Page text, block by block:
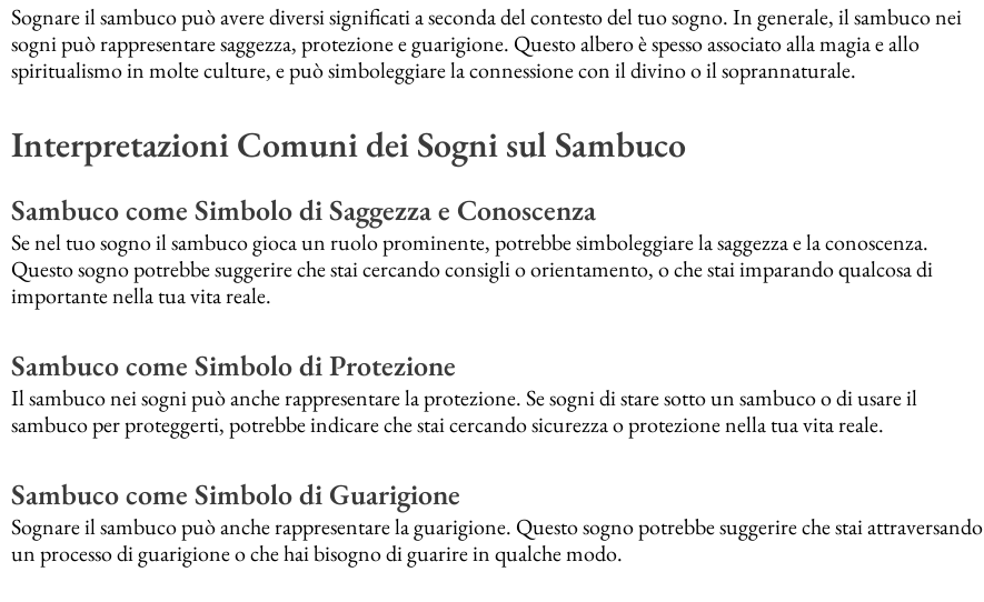
Sognare il sambuco può avere diversi significati a seconda del contesto del tuo sogno. In generale, il sambuco nei
sogni può rappresentare saggezza, protezione e guarigione. Questo albero è spesso associato alla magia e allo
spiritualismo in molte culture, e può simboleggiare la connessione con il divino o il soprannaturale.
Interpretazioni Comuni dei Sogni sul Sambuco
Sambuco come Simbolo di Saggezza e Conoscenza
Se nel tuo sogno il sambuco gioca un ruolo prominente, potrebbe simboleggiare la saggezza e la conoscenza.
Questo sogno potrebbe suggerire che stai cercando consigli o orientamento, o che stai imparando qualcosa di
importante nella tua vita reale.
Sambuco come Simbolo di Protezione
Il sambuco nei sogni può anche rappresentare la protezione. Se sogni di stare sotto un sambuco o di usare il
sambuco per proteggerti, potrebbe indicare che stai cercando sicurezza o protezione nella tua vita reale.
Sambuco come Simbolo di Guarigione
Sognare il sambuco può anche rappresentare la guarigione. Questo sogno potrebbe suggerire che stai attraversando
un processo di guarigione o che hai bisogno di guarire in qualche modo.